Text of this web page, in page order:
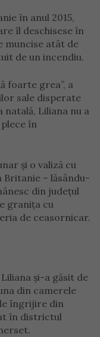
în anul 2015,
îl deschisese în
muncise atât de
de un incendiu.
foarte grea”, a
sale disperate
natală, Liliana nu a
în
și o valiză cu
Britanie – lăsându-
din județul
granița cu
de ceasornicar.
și-a găsit de
din camerele
îngrijire din
în districtul